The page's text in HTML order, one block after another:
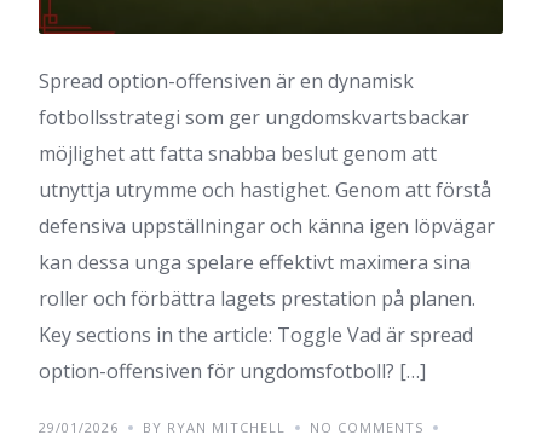
Spread option-offensiven är en dynamisk
fotbollsstrategi som ger ungdomskvartsbackar
möjlighet att fatta snabba beslut genom att
utnyttja utrymme och hastighet. Genom att förstå
defensiva uppställningar och känna igen löpvägar
kan dessa unga spelare effektivt maximera sina
roller och förbättra lagets prestation på planen.
Key sections in the article: Toggle Vad är spread
option-offensiven för ungdomsfotboll? […]
29/01/2026 BY RYAN MITCHELL
NO COMMENTS